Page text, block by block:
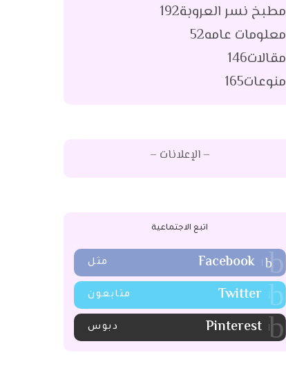
مطبخ نسر العروبة192
معلومات عامه52
مقالات146
منوعات165
– الإعلانات –
اتبع الاجتماعية
Facebook مثل
Twitter متابعون
Pinterest دبوس